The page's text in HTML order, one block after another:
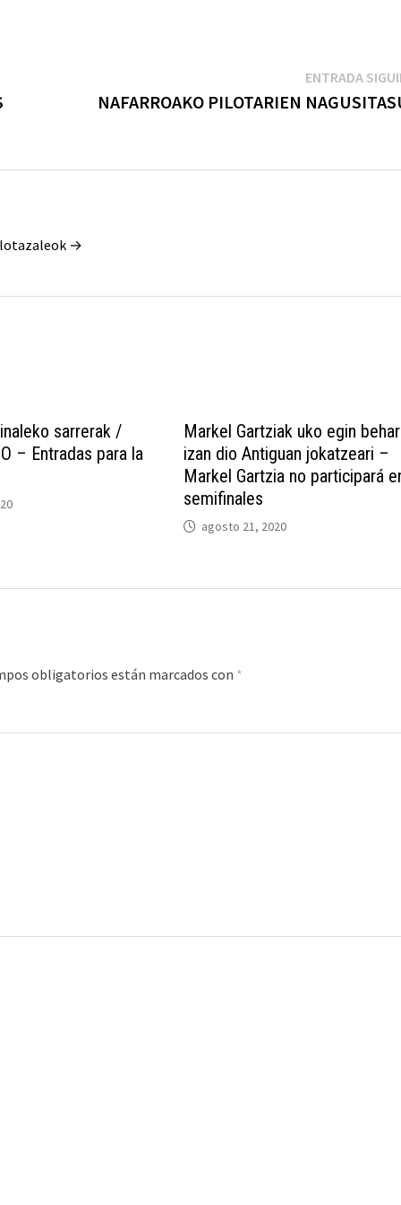
ENTRADA
NAFARROAKO PILOTARIEN
→
sarrerak /
– Entradas para la
Markel Gartziak uko egin behar
izan dio Antiguan jokatzeari –
Markel Gartzia no participará
semifinales
agosto 21, 2020
obligatorios están marcados con *